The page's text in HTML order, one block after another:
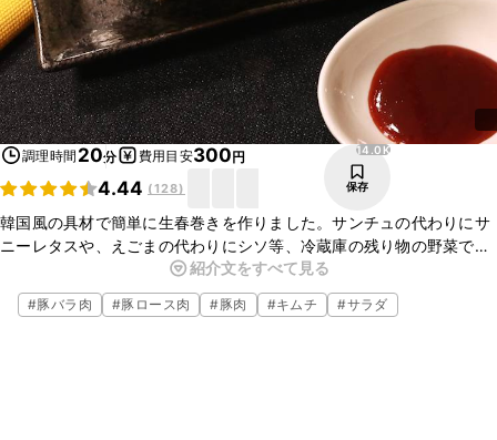
調理時間 20分 費用目安300円
4.44 (128)
14.0K
保存
韓国風の具材で簡単に生春巻きを作りました。サンチュの代わりにサ
ニーレタスや、えごまの代わりにシソ等、冷蔵庫の残り物の野菜で簡
単に出来ます。お肉は豚肉以外に牛肉でも構いません。簡単なので是
非お試しください。
紹介文をすべて見る
#豚バラ肉 #豚ロース肉 #豚肉 #キムチ #サラダ